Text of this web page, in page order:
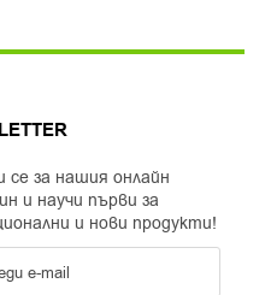
се за нашия онлайн
и научи първи за
и нови продукти!